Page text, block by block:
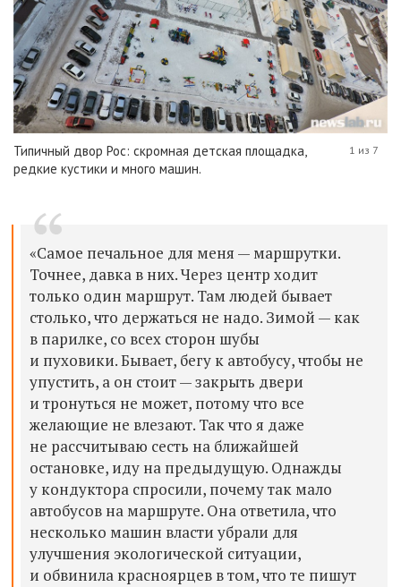
Типичный двор Рос: скромная детская площадка,
редкие кустики и много машин.
1 из 7
«Самое печальное для меня — маршрутки.
Точнее, давка в них. Через центр ходит
только один маршрут. Там людей бывает
столько, что держаться не надо. Зимой — как
в парилке, со всех сторон шубы
и пуховики. Бывает, бегу к автобусу, чтобы не
упустить, а он стоит — закрыть двери
и тронуться не может, потому что все
желающие не влезают. Так что я даже
не рассчитываю сесть на ближайшей
остановке, иду на предыдущую. Однажды
у кондуктора спросили, почему так мало
автобусов на маршруте. Она ответила, что
несколько машин власти убрали для
улучшения экологической ситуации,
и обвинила красноярцев в том, что те пишут